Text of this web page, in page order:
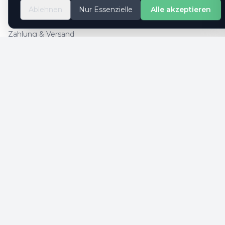
So geht es
Kontaktformular
Zahlung & Versand
Ablehnen Nur Essenzielle Alle akzeptieren